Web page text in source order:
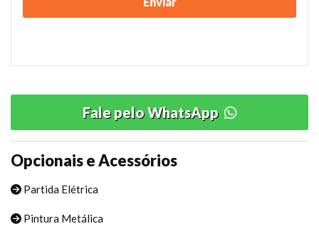
Fale pelo WhatsApp
Opcionais e Acessórios
Partida Elétrica
Pintura Metálica